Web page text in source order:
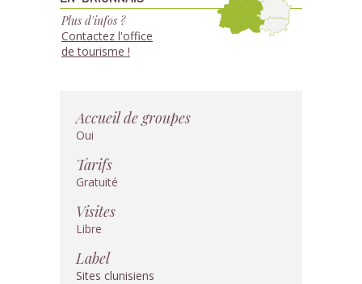
Plus d'infos ?
Contactez l'office
de tourisme !
Accueil de groupes
Oui
Tarifs
Gratuité
Visites
Libre
Label
Sites clunisiens